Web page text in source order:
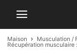
Maison Musculation /
Récupération musculaire